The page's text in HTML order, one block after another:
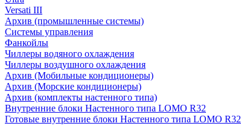
Versati III
Архив (промышленные системы)
Системы управления
Фанкойлы
Чиллеры водяного охлаждения
Чиллеры воздушного охлаждения
Архив (Мобильные кондиционеры)
Архив (Морские кондиционеры)
Архив (комплекты настенного типа)
Внутренние блоки Настенного типа LOMO R32
Готовые внутренние блоки Настенного типа LOMO R32